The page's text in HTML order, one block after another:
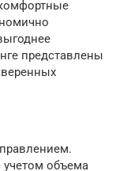
представлены
учетом объема